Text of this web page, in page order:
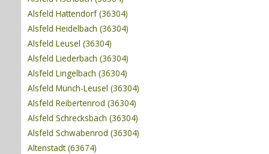
Alsfeld Hattendorf (36304)
Alsfeld Heidelbach (36304)
Alsfeld Leusel (36304)
Alsfeld Liederbach (36304)
Alsfeld Lingelbach (36304)
Alsfeld Münch-Leusel (36304)
Alsfeld Reibertenrod (36304)
Alsfeld Schrecksbach (36304)
Alsfeld Schwabenrod (36304)
Altenstadt (63674)